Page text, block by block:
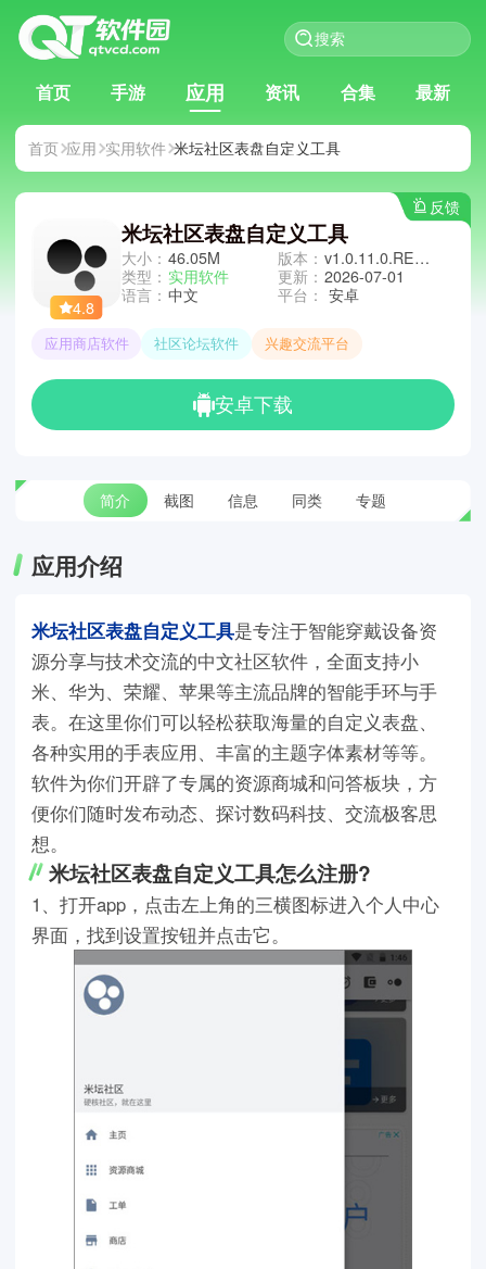
首页 手游 应用 资讯 合集 最新
首页 应用 实用软件 米坛社区表盘自定义工具
反馈
4.8
米坛社区表盘自定义工具
大小： 46.05M
类型： 实用软件
语言： 中文
版本： v1.0.11.0.RELEASE
更新： 2026-07-01
平台： 安卓
应用商店软件 社区论坛软件 兴趣交流平台
安卓下载
简介 截图 信息 同类 专题
应用介绍
米坛社区表盘自定义工具是专注于智能穿戴设备资
源分享与技术交流的中文社区软件，全面支持小
米、华为、荣耀、苹果等主流品牌的智能手环与手
表。在这里你们可以轻松获取海量的自定义表盘、
各种实用的手表应用、丰富的主题字体素材等等。
软件为你们开辟了专属的资源商城和问答板块，方
便你们随时发布动态、探讨数码科技、交流极客思
想。
米坛社区表盘自定义工具怎么注册?
1、打开app，点击左上角的三横图标进入个人中心
界面，找到设置按钮并点击它。